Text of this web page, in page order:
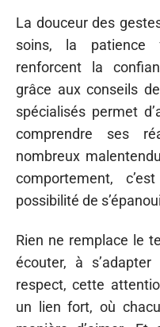
La douceur des
soins, la patience
renforcent la
grâce aux conseils
spécialisés permet
comprendre ses
nombreux
comportement,
possibilité de
Rien ne remplace le
écouter, à
respect, cette
un lien fort, où